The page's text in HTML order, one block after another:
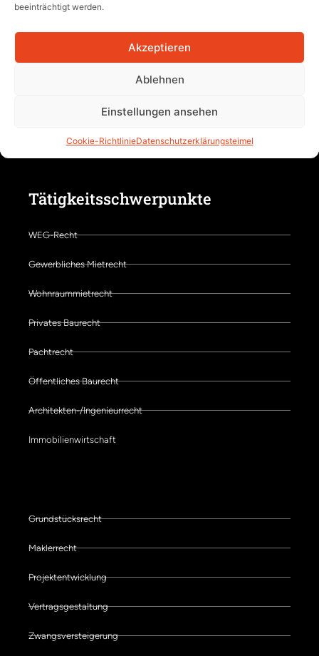
beeinträchtigt werden.
Akzeptieren
Ablehnen
Einstellungen ansehen
Cookie-RichtlinieDatenschutzerklärungsteimel
BGH-Urteil vom 27.02.2026 = V ZR 98/25 (veröﬀentlicht am 25.03.2026)
Tätigkeitsschwerpunkte
WEG-Recht
Gewerbliches Mietrecht
Wohnraummietrecht
Privates Baurecht
Pachtrecht
Öffentliches Baurecht
Architekten-/Ingenieurrecht
Immobilienwirtschaft
Grundstücksrecht
Maklerrecht
Projektentwicklung
Vertragsgestaltung
Zwangsversteigerung